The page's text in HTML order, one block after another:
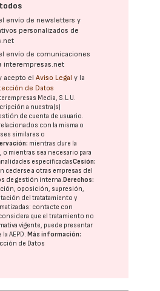
envío de newsletters y
personalizados de
envío de comunicaciones
interempresas.net
acepto elAviso Legal y la
de Datos
Media, S.L.U.
a nuestra(s)
de cuenta de usuario.
con la misma o
similares o
mientras dure la
mientras sea necesario para
finalidades especificadasCesión:
cederse a otras empresas del
de gestión interna. Derechos:
oposición, supresión,
del tratatamiento y
contacte con
que el tratamiento no
vigente, puede presentar
laAEPD. Más información:
de Datos